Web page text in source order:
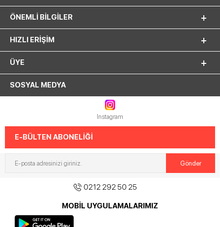
ÖNEMLI BILGILER
HIZLI ERIŞIM
ÜYE
SOSYAL MEDYA
Instagram
E-BÜLTEN ABONELİĞİ
0212 292 50 25
MOBİL UYGULAMALARIMIZ